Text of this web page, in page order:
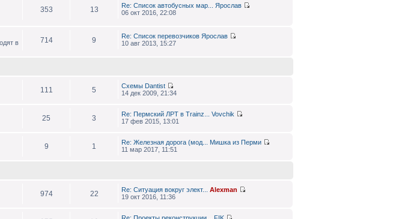
353 13 Re: Список автобусных мар...
Ярослав
06 окт 2016, 22:08
в
714 9 Re: Список перевозчиков Ярослав
10 авг 2013, 15:27
111 5 Схемы Dantist
14 дек 2009, 21:34
25 3 Re: Пермский ЛРТ в Trainz...
Vovchik
17 фев 2015, 13:01
9 1 Re: Железная дорога (мод...
Мишка из Перми
11 мар 2017, 11:51
974 22 Re: Ситуация вокруг элект...
Alexman
19 окт 2016, 11:36